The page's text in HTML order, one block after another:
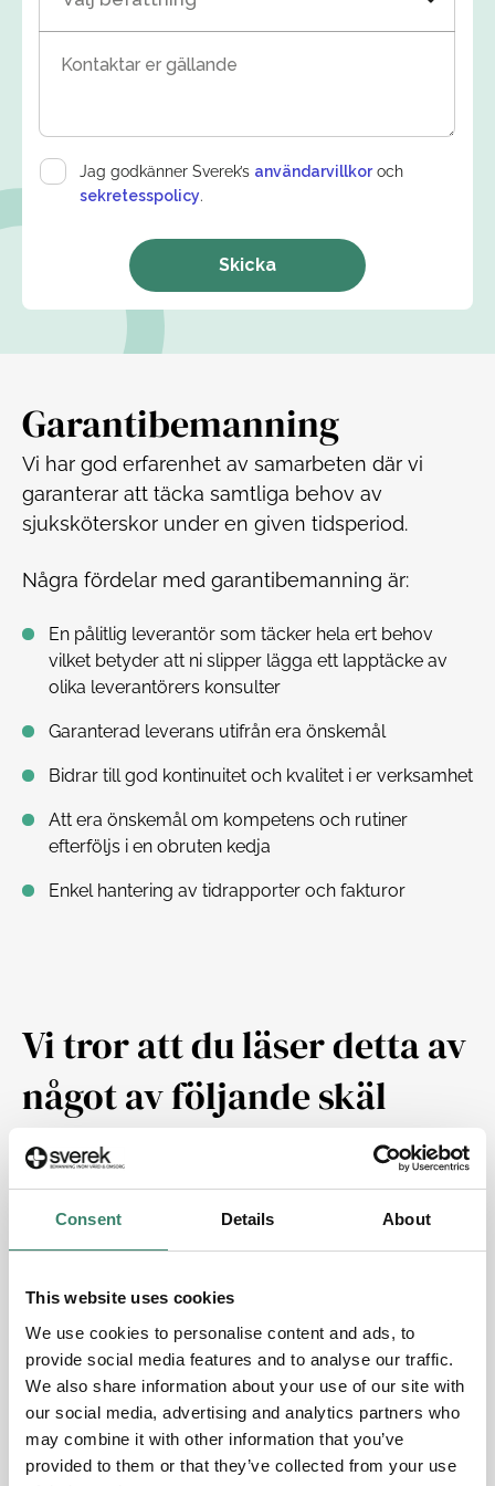
Consent Details About
This website uses cookies
We use cookies to personalise content and ads, to
provide social media features and to analyse our traffic.
We also share information about your use of our site with
our social media, advertising and analytics partners who
may combine it with other information that you’ve
provided to them or that they’ve collected from your use
Kontaktar er gällande
Jag godkänner Sverek’s användarvillkoroch
sekretesspolicy.
Skicka
Garantibemanning
Vi har god erfarenhet av samarbeten där vi
garanterar att täcka samtliga behov av
sjuksköterskor under en given tidsperiod.
Några fördelar med garantibemanning är:
En pålitlig leverantör som täcker hela ert behov
vilket betyder att ni slipper lägga ett lapptäcke av
olika leverantörers konsulter
Garanterad leverans utifrån era önskemål
Bidrar till god kontinuitet och kvalitet i er verksamhet
Att era önskemål om kompetens och rutiner
efterföljs i en obruten kedja
Enkel hantering av tidrapporter och fakturor
Vi tror att du läser detta av
något av följande skäl
Du är framförallt upptagen med att utveckla och
driva din verksamhet och har inte den tid som krävs
sjuksköterskorna.
för din verksamhet, men som det av olika skäl är
lämpligare att ett professionellt rekryteringsföretag
kontaktar i ett första skede.
Du har redan sökt och annonserat efter läkare och
sjuksköterskor utan tillfredsställande resultat och
vill testa en mer riktad och målmedveten approach
till din rekryteringsprocess.